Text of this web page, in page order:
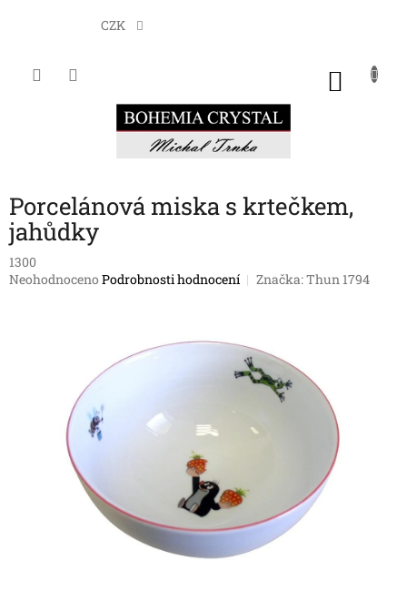
CZK
Porcelánová miska s krtečkem,
jahůdky
1300
Průměrné
Neohodnoceno Podrobnosti hodnocení Značka:Thun 1794